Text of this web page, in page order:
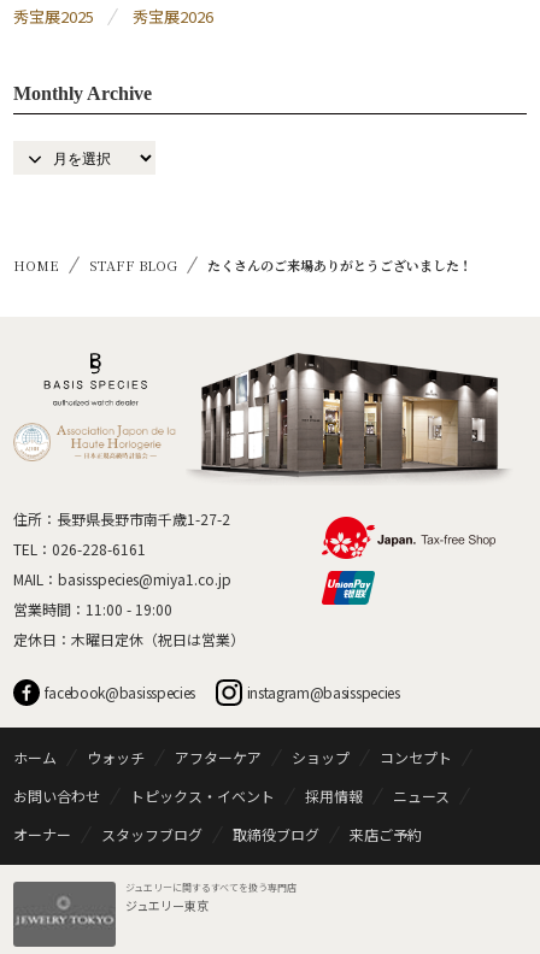
秀宝展2025
秀宝展2026
Monthly Archive
HOME STAFF BLOG たくさんのご来場ありがとうございました！
住所：長野県長野市南千歳1-27-2
TEL： 026-228-6161
MAIL： basisspecies@miya1.co.jp
営業時間：11:00 - 19:00
定休日：木曜日定休（祝日は営業）
facebook@basisspecies instagram@basisspecies
ホーム ウォッチ アフターケア ショップ
コンセプト
お問い合わせ
トピックス・イベント 採用情報
ニュース
オーナー
スタッフブログ 取締役ブログ 来店ご予約
ジュエリーに関するすべてを扱う専門店
ジュエリー東京